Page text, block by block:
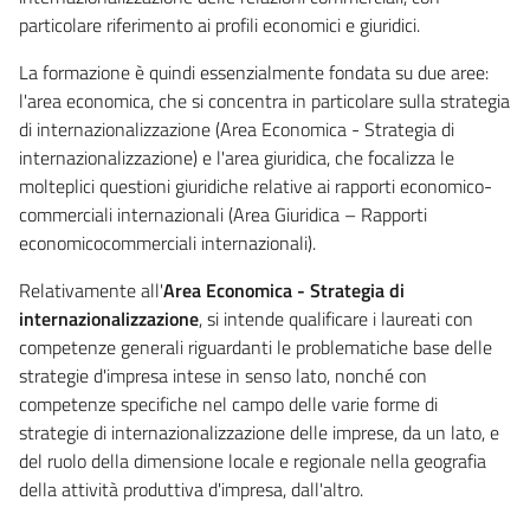
particolare riferimento ai profili economici e giuridici.
La formazione è quindi essenzialmente fondata su due aree:
l'area economica, che si concentra in particolare sulla strategia
di internazionalizzazione (Area Economica - Strategia di
internazionalizzazione) e l'area giuridica, che focalizza le
molteplici questioni giuridiche relative ai rapporti economico-
commerciali internazionali (Area Giuridica – Rapporti
economicocommerciali internazionali).
Relativamente all'Area Economica - Strategia di
internazionalizzazione, si intende qualificare i laureati con
competenze generali riguardanti le problematiche base delle
strategie d'impresa intese in senso lato, nonché con
competenze specifiche nel campo delle varie forme di
strategie di internazionalizzazione delle imprese, da un lato, e
del ruolo della dimensione locale e regionale nella geografia
della attività produttiva d'impresa, dall'altro.